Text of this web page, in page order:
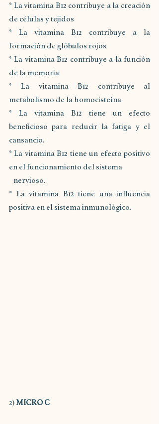
* La vitamina B12 contribuye a la creación
de células y tejidos
* La vitamina B12 contribuye a la
formación de glóbulos rojos
* La vitamina B12 contribuye a la función
de la memoria
* La vitamina B12 contribuye al
metabolismo de la homocisteína
* La vitamina B12 tiene un efecto
beneficioso para reducir la fatiga y el
cansancio.
* La vitamina B12 tiene un efecto positivo
en el funcionamiento del sistema
   nervioso.
* La vitamina B12 tiene una influencia
positiva en el sistema inmunológico.
2) MICRO C